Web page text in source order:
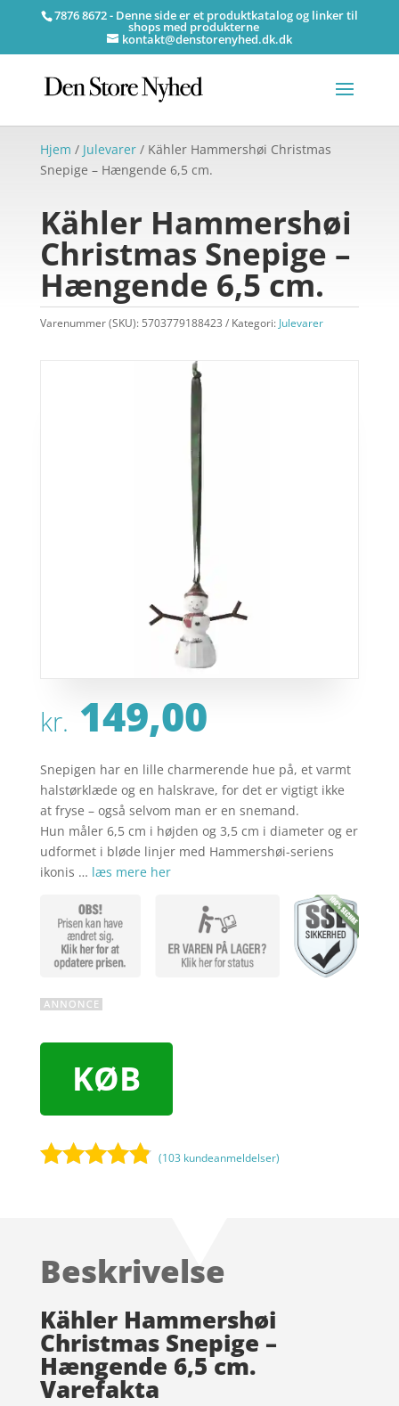
7876 8672 - Denne side er et produktkatalog og linker til
shops med produkterne
kontakt@denstorenyhed.dk.dk
Hjem / Julevarer/ Kähler Hammershøi Christmas
Snepige – Hængende 6,5 cm.
Kähler Hammershøi
Christmas Snepige –
Hængende 6,5 cm.
Varenummer (SKU): 5703779188423 Kategori: Julevarer
kr. 149,00
Snepigen har en lille charmerende hue på, et varmt
halstørklæde og en halskrave, for det er vigtigt ikke
at fryse – også selvom man er en snemand.
Hun måler 6,5 cm i højden og 3,5 cm i diameter og er
udformet i bløde linjer med Hammershøi-seriens
ikonis … læs mere her
KØB
kundebedø
(103 kundeanmeldelser)
Beskrivelse
Kähler Hammershøi
Christmas Snepige –
Hængende 6,5 cm.
Varefakta